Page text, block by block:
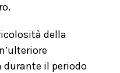
della
durante il periodo